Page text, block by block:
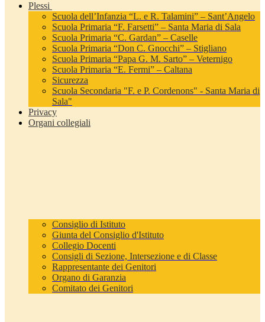
Plessi
Scuola dell’Infanzia “L. e R. Talamini” – Sant’Angelo
Scuola Primaria “F. Farsetti” – Santa Maria di Sala
Scuola Primaria “C. Gardan” – Caselle
Scuola Primaria “Don C. Gnocchi” – Stigliano
Scuola Primaria “Papa G. M. Sarto” – Veternigo
Scuola Primaria “E. Fermi” – Caltana
Sicurezza
Scuola Secondaria "F. e P. Cordenons" - Santa Maria di
Sala"
Privacy
Organi collegiali
Consiglio di Istituto
Giunta del Consiglio d'Istituto
Collegio Docenti
Consigli di Sezione, Intersezione e di Classe
Rappresentante dei Genitori
Organo di Garanzia
Comitato dei Genitori